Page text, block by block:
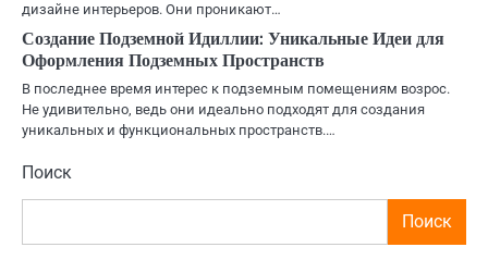
дизайне интерьеров. Они проникают…
Создание Подземной Идиллии: Уникальные Идеи для
Оформления Подземных Пространств
В последнее время интерес к подземным помещениям возрос.
Не удивительно, ведь они идеально подходят для создания
уникальных и функциональных пространств.…
Поиск
Поиск